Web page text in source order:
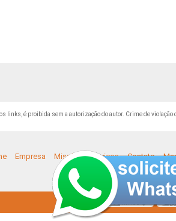
links, é proibida sem a autorização do autor. Crime de violação
Empresa Missão Serviços Contato